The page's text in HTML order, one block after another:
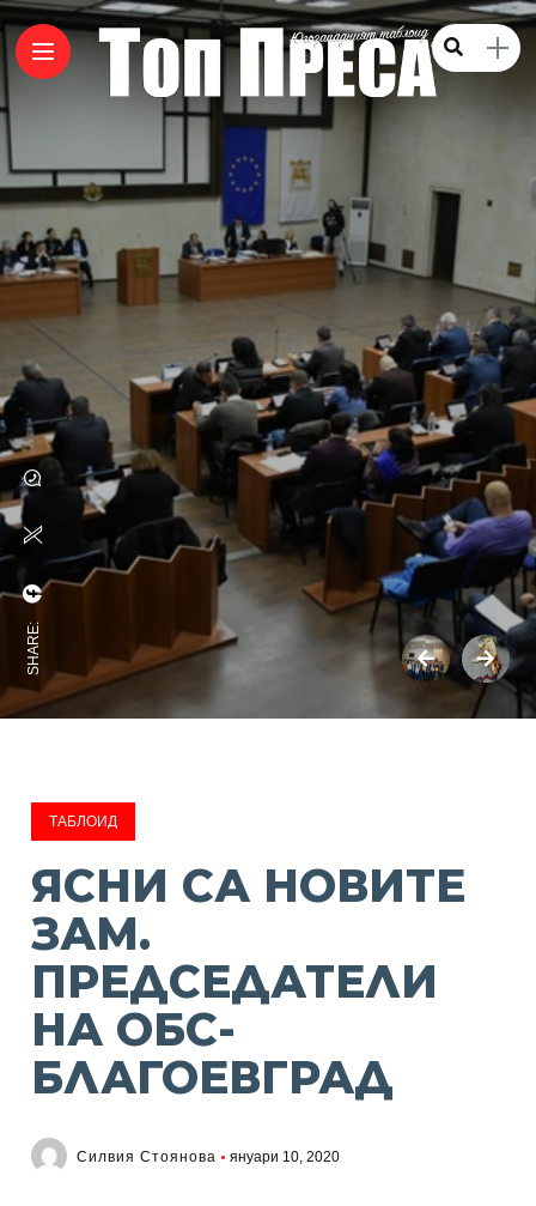
SHARE:
ТАБЛОИД
ЯСНИ СА НОВИТЕ
ЗАМ.
ПРЕДСЕДАТЕЛИ
НА ОБС-
БЛАГОЕВГРАД
Силвия Стоянова януари 10, 2020